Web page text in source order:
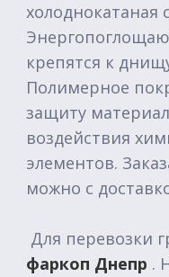
холоднокатаная
крепятся к
Полимерное
защиту
воздействия
элементов.
можно с
Для перевозки
фаркоп Днепр .